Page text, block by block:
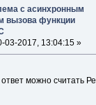
с асинхронным
вызова функции
03-2017, 13:04:15 »
можно считать